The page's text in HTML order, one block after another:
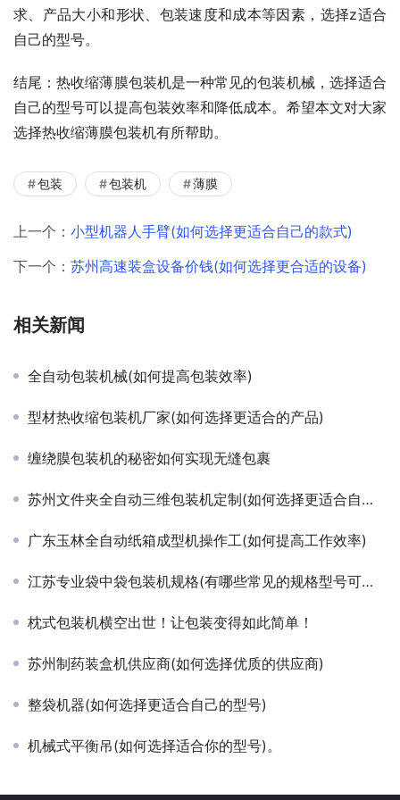
求、产品大小和形状、包装速度和成本等因素，选择z适合
自己的型号。
结尾：热收缩薄膜包装机是一种常见的包装机械，选择适合
自己的型号可以提高包装效率和降低成本。希望本文对大家
选择热收缩薄膜包装机有所帮助。
包装 包装机 薄膜
上一个： 小型机器人手臂(如何选择更适合自己的款式)
下一个： 苏州高速装盒设备价钱(如何选择更合适的设备)
相关新闻
全自动包装机械(如何提高包装效率)
型材热收缩包装机厂家(如何选择更适合的产品)
缠绕膜包装机的秘密如何实现无缝包裹
苏州文件夹全自动三维包装机定制(如何选择更适合自己的包装机)
广东玉林全自动纸箱成型机操作工(如何提高工作效率)
江苏专业袋中袋包装机规格(有哪些常见的规格型号可供选择)
枕式包装机横空出世！让包装变得如此简单！
苏州制药装盒机供应商(如何选择优质的供应商)
整袋机器(如何选择更适合自己的型号)
机械式平衡吊(如何选择适合你的型号)。